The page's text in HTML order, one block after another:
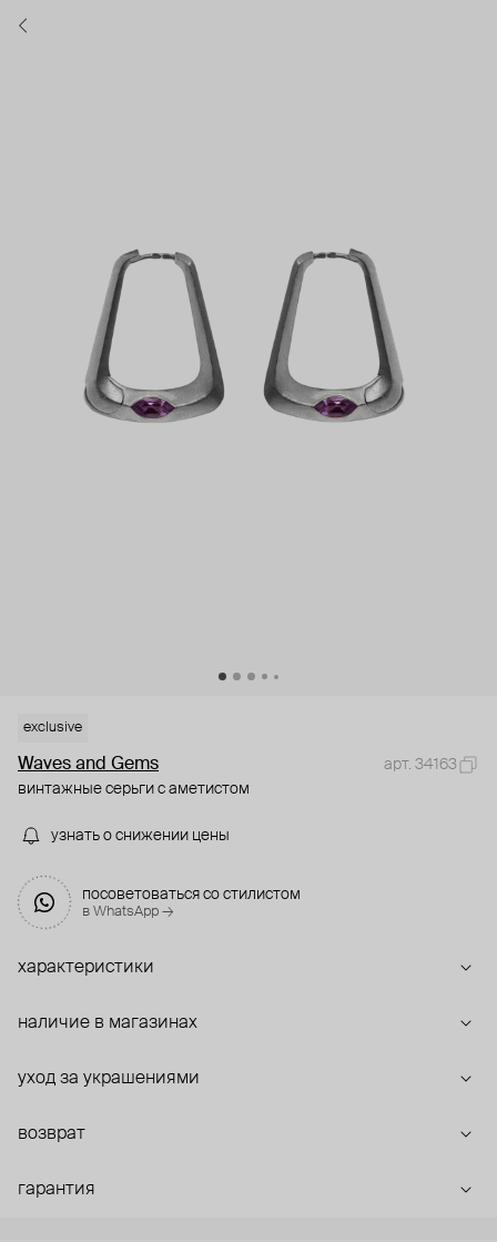
exclusive
Waves and Gems
арт. 34163
винтажные серьги с аметистом
узнать о снижении цены
посоветоваться со стилистом
в WhatsApp →
характеристики
наличие в магазинах
уход за украшениями
возврат
гарантия